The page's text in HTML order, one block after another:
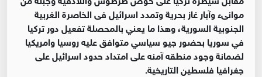
موانىء وآبار غاز بحرية وتمدد اسرائيل فى الخاصرة الغربية
الجنوبية السورية، وهذا ما يعني بالمحصلة تفعيل دور تركيا
في سوريا بحضور جيو سياسي متوافق عليه روسيا وامريكيا
لضمانة وجود منطقه آمنه على امتداد حدود اسرائيل على
جغرافيا فلسطين التاريخية.